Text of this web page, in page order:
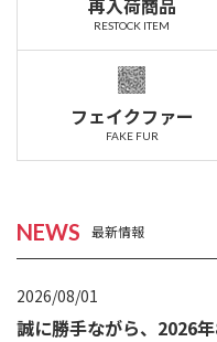
RESTOCK ITEM
フェイクファー
FAKE FUR
NEWS 最新情報
2026/08/01
誠に勝手ながら、2026